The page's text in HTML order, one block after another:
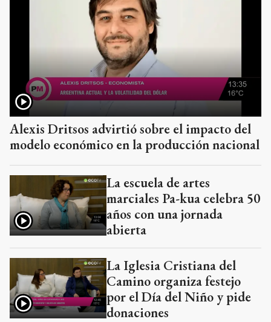
Alexis Dritsos advirtió sobre el impacto del
modelo económico en la producción nacional
La escuela de artes
marciales Pa-kua celebra 50
años con una jornada
abierta
La Iglesia Cristiana del
Camino organiza festejo
por el Día del Niño y pide
donaciones